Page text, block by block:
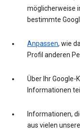
möglicherweise
bestimmte
Anpassen, wie
Profil anderen
Über Ihr Google-
Informationen
Informationen,
aus vielen